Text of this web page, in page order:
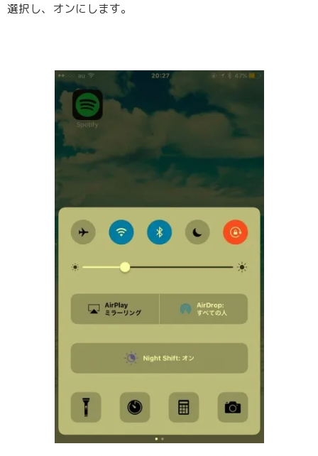
選択し、オンにします。